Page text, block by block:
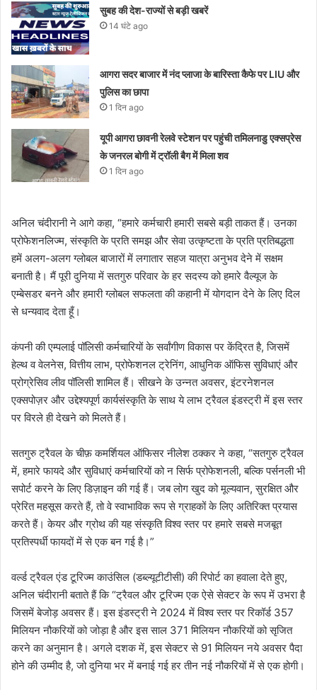
सुबह की देश-राज्यों से बड़ी खबरें
14 घंटे ago
आगरा सदर बाजार में नंद प्लाजा के बारिस्ता कैफे पर LIU और
पुलिस का छापा
1 दिन ago
यूपी आगरा छावनी रेलवे स्टेशन पर पहुंची तमिलनाडु एक्सप्रेस
के जनरल बोगी में ट्रॉली बैग में मिला शव
1 दिन ago
अनिल चंदीरानी ने आगे कहा, “हमारे कर्मचारी हमारी सबसे बड़ी ताकत हैं। उनका
प्रोफेशनलिज्म, संस्कृति के प्रति समझ और सेवा उत्कृष्टता के प्रति प्रतिबद्धता
हमें अलग-अलग ग्लोबल बाजारों में लगातार सहज यात्रा अनुभव देने में सक्षम
बनाती है। मैं पूरी दुनिया में सतगुरु परिवार के हर सदस्य को हमारे वैल्यूज के
एम्बेसडर बनने और हमारी ग्लोबल सफलता की कहानी में योगदान देने के लिए दिल
से धन्यवाद देता हूँ।
कंपनी की एम्पलाई पॉलिसी कर्मचारियों के सर्वांगीण विकास पर केंद्रित है, जिसमें
हेल्थ व वेलनेस, वित्तीय लाभ, प्रोफेशनल ट्रेनिंग, आधुनिक ऑफिस सुविधाएं और
प्रोग्रेसिव लीव पॉलिसी शामिल हैं। सीखने के उन्नत अवसर, इंटरनेशनल
एक्सपोज़र और उद्देश्यपूर्ण कार्यसंस्कृति के साथ ये लाभ ट्रैवल इंडस्ट्री में इस स्तर
पर विरले ही देखने को मिलते हैं।
सतगुरु ट्रैवल के चीफ़ कमर्शियल ऑफिसर नीलेश ठक्कर ने कहा, “सतगुरु ट्रैवल
में, हमारे फायदे और सुविधाएं कर्मचारियों को न सिर्फ प्रोफेशनली, बल्कि पर्सनली भी
सपोर्ट करने के लिए डिज़ाइन की गई हैं। जब लोग खुद को मूल्यवान, सुरक्षित और
प्रेरित महसूस करते हैं, तो वे स्वाभाविक रूप से ग्राहकों के लिए अतिरिक्त प्रयास
करते हैं। केयर और ग्रोथ की यह संस्कृति विश्व स्तर पर हमारे सबसे मजबूत
प्रतिस्पर्धी फायदों में से एक बन गई है।”
वर्ल्ड ट्रैवल एंड टूरिज्म काउंसिल (डब्ल्यूटीटीसी) की रिपोर्ट का हवाला देते हुए,
अनिल चंदीरानी बताते हैं कि “ट्रैवल और टूरिज्म एक ऐसे सेक्टर के रूप में उभरा है
जिसमें बेजोड़ अवसर हैं। इस इंडस्ट्री ने 2024 में विश्व स्तर पर रिकॉर्ड 357
मिलियन नौकरियों को जोड़ा है और इस साल 371 मिलियन नौकरियों को सृजित
करने का अनुमान है। अगले दशक में, इस सेक्टर से 91 मिलियन नये अवसर पैदा
होने की उम्मीद है, जो दुनिया भर में बनाई गई हर तीन नई नौकरियों में से एक होगी।